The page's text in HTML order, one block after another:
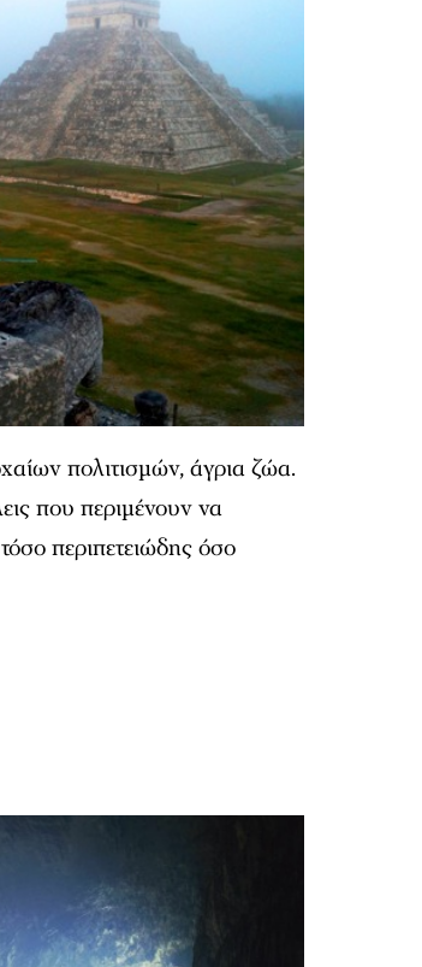
πολιτισμών, άγρια ζώα.
που περιμένουν να
περιπετειώδης όσο